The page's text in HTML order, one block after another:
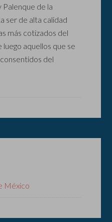
Palenque de la
ser de alta calidad
más cotizados del
aquellos que se
del